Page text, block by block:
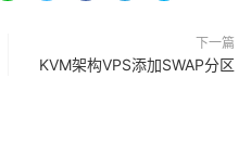
下一篇
KVM架构VPS添加SWAP分区